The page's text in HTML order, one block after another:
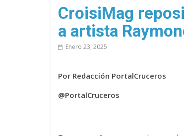
sitio
CroisiMag
a artista
Enero 23, 2025
Por Redacción PortalCruceros
@PortalCruceros